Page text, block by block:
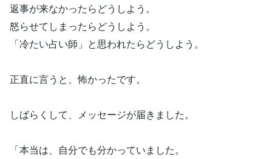
返事が来なかったらどうしよう。
怒らせてしまったらどうしよう。
「冷たい占い師」と思われたらどうしよう。
正直に言うと、怖かったです。
しばらくして、メッセージが届きました。
「本当は、自分でも分かっていました。